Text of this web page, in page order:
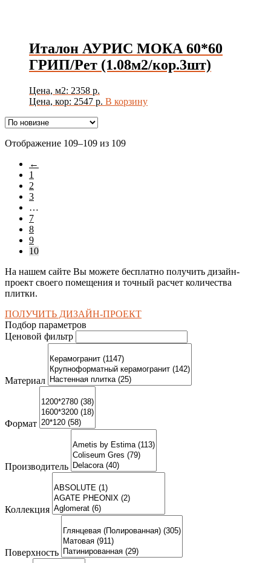
Италон АУРИС МОКА 60*60
ГРИП/Рет (1.08м2/кор.3шт)
Цена, м2: 2358 р.
Цена, кор: 2547 р. В корзину
Отображение 109–109 из 109Сортировка:
←
1
2
3
…
7
8
9
10
На нашем сайте Вы можете бесплатно получить дизайн-
проект своего помещения и точный расчет количества
плитки.
ПОЛУЧИТЬ ДИЗАЙН-ПРОЕКТ
Подбор параметров
Ценовой фильтр
Материал
Формат
Производитель
Коллекция
Поверхность